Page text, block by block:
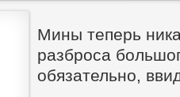
Мины теперь
разброса
обязательно,